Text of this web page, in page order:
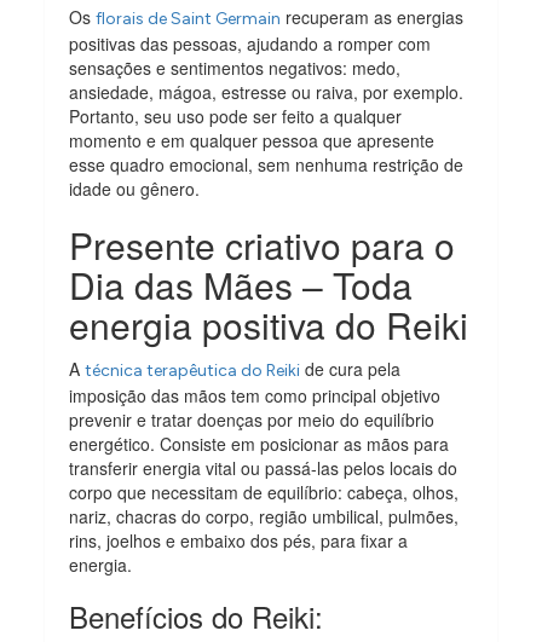
Osflorais de Saint Germain recuperam as energias
positivas das pessoas, ajudando a romper com
sensações e sentimentos negativos: medo,
ansiedade, mágoa, estresse ou raiva, por exemplo.
Portanto, seu uso pode ser feito a qualquer
momento e em qualquer pessoa que apresente
esse quadro emocional, sem nenhuma restrição de
idade ou gênero.
Presente criativo para o
Dia das Mães – Toda
energia positiva do Reiki
Atécnica terapêutica do Reiki de cura pela
imposição das mãos tem como principal objetivo
prevenir e tratar doenças por meio do equilíbrio
energético. Consiste em posicionar as mãos para
transferir energia vital ou passá-las pelos locais do
corpo que necessitam de equilíbrio: cabeça, olhos,
nariz, chacras do corpo, região umbilical, pulmões,
rins, joelhos e embaixo dos pés, para fixar a
energia.
Benefícios do Reiki: